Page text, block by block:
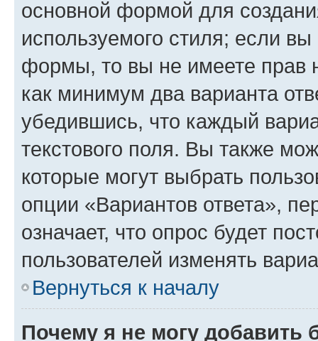
основной формой для
используемого стиля; если
формы, то вы не имеете прав
как минимум два варианта
убедившись, что каждый
текстового поля. Вы также
которые могут выбрать
опции «Вариантов ответа»,
означает, что опрос будет
пользователей изменять
Вернуться к началу
Почему я не могу добавить